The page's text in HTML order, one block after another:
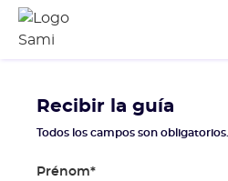
Recibir la guía
Todos los campos son obligatorios.
Prénom*